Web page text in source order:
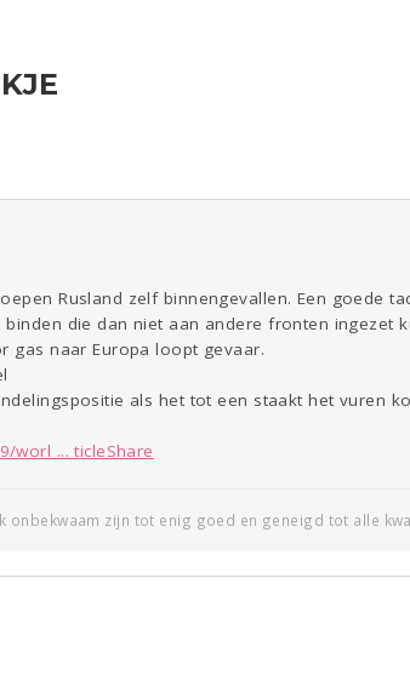
Digi Eten
Mode &
Zwanger
Rusland zelf binnengevallen. Een goede
die dan niet aan andere fronten ingezet
gas naar Europa loopt gevaar.
als het tot een staakt het vuren
worl ... ticleShare
onbekwaam zijn tot enig goed en geneigd tot alle